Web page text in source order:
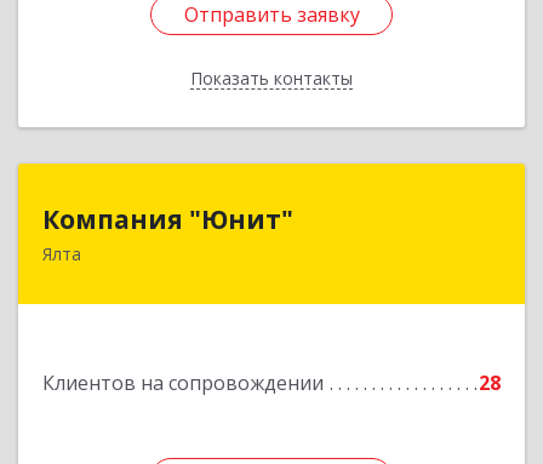
Отправить заявку
Показать контакты
Отправить заявку
Назад
Компания "Юнит"
Ялта
Клиентов на сопровождении 28
298600, Крым Респ, Ялта г, Васильева ул, дом №